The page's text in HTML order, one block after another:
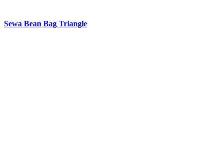
Sewa Bean Bag Triangle